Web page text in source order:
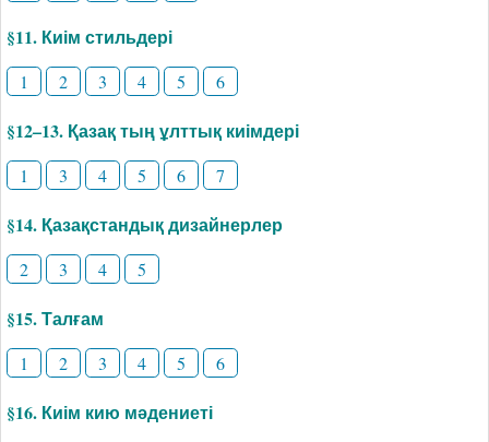
§11. Киім стильдері
1 2 3 4 5 6
§12–13. Қазақ тың ұлттық киімдері
1 3 4 5 6 7
§14. Қазақстандық дизайнерлер
2 3 4 5
§15. Талғам
1 2 3 4 5 6
§16. Киім кию мәдениеті